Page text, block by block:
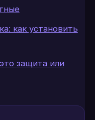
как установить
защита или